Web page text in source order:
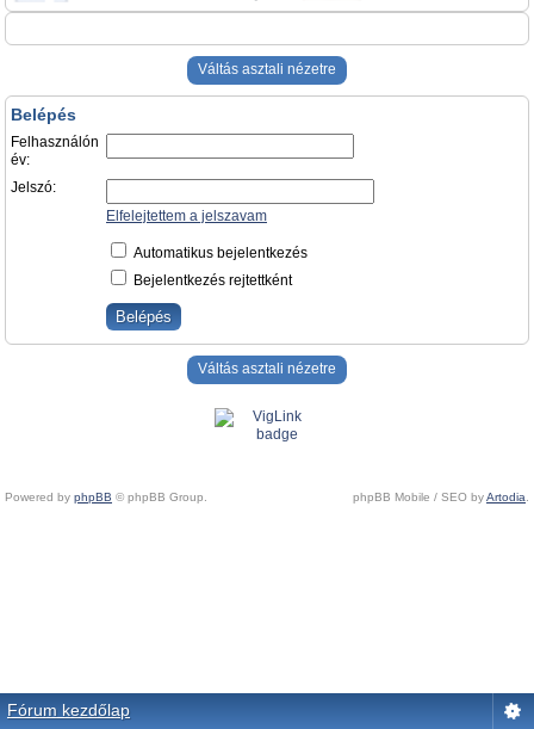
Váltás asztali nézetre
Belépés
Felhasználón
év:
Jelszó:
Elfelejtettem a jelszavam
Automatikus bejelentkezés
Bejelentkezés rejtettként
Váltás asztali nézetre
Powered by phpBB © phpBB Group. phpBB Mobile / SEO byArtodia.
Fórum kezdőlap